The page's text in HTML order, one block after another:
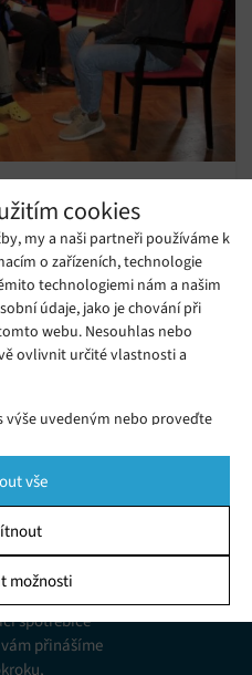
cookies
my a naši partneři používáme k
o zařízeních, technologie
technologiemi nám a našim
údaje, jako je chování při
webu. Nesouhlas nebo
ovlivnit určité vlastnosti a
výše uvedeným nebo proveďte
budou použity pouze na tomto
nebo kliknutím na tlačítko
obrazovky.
v zařízení, Porozumění
kombinací údajů z
vše
možnosti
seniorů
skupinu obyvatel postiženou
novinky
spotřebiče
přinášíme